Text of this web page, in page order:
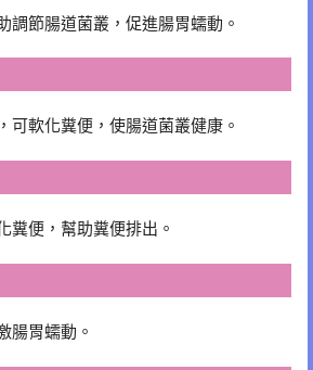
調節腸道菌叢，促進腸胃蠕動。
可軟化糞便，使腸道菌叢健康。
糞便，幫助糞便排出。
腸胃蠕動。